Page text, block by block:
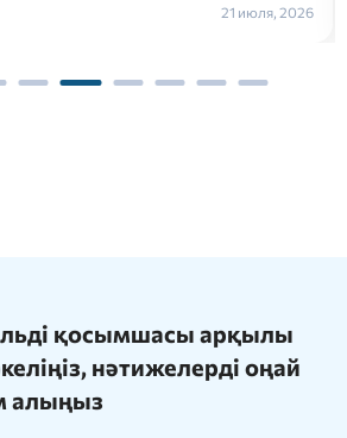
21 июля, 2026
қосымшасы арқылы
нәтижелерді оңай
алыңыз